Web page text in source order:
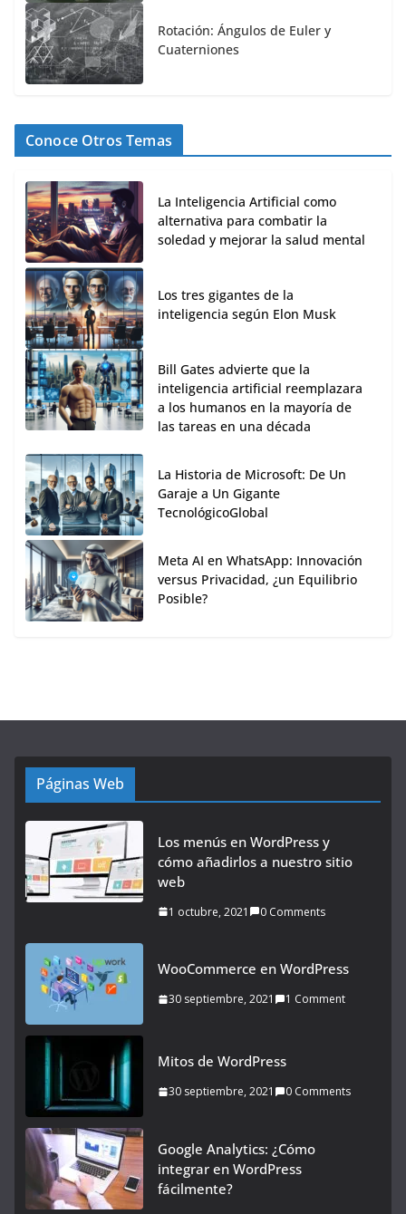
Rotación: Ángulos de Euler y
Cuaterniones
Conoce Otros Temas
La Inteligencia Artificial como
alternativa para combatir la
soledad y mejorar la salud mental
Los tres gigantes de la
inteligencia según Elon Musk
Bill Gates advierte que la
inteligencia artificial reemplazara
a los humanos en la mayoría de
las tareas en una década
La Historia de Microsoft: De Un
Garaje a Un Gigante
TecnológicoGlobal
Meta AI en WhatsApp: Innovación
versus Privacidad, ¿un Equilibrio
Posible?
Páginas Web
Los menús en WordPress y
cómo añadirlos a nuestro sitio
web
1 octubre, 2021 0 Comments
WooCommerce en WordPress
30 septiembre, 2021 1 Comment
Mitos de WordPress
30 septiembre, 2021 0 Comments
Google Analytics: ¿Cómo
integrar en WordPress
fácilmente?